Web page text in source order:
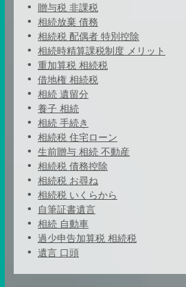
贈与税 非課税
相続放棄 債務
相続税 配偶者 特別控除
相続時精算課税制度 メリット
重加算税 相続税
借地権 相続税
相続 遺留分
養子 相続
相続 手続き
相続税 住宅ローン
生前贈与 相続 不動産
相続税 債務控除
相続税 お尋ね
相続税 いくらから
自筆証書遺言
相続 自動車
過少申告加算税 相続税
遺言 口頭